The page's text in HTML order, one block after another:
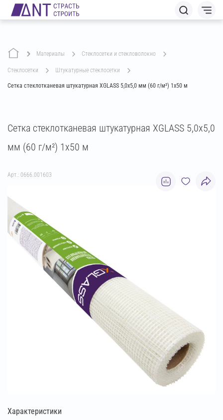
Материалы стеклосетки и стекловолокно
стеклосетки штукатурные стеклосетки
Сетка стеклотканевая штукатурная XGLASS 5,0х5,0 мм (60 г/м²) 1х50 м
Сетка стеклотканевая штукатурная XGLASS 5,0х5,0
мм (60 г/м²) 1х50 м
Арт.: 0666.001603
Характеристики